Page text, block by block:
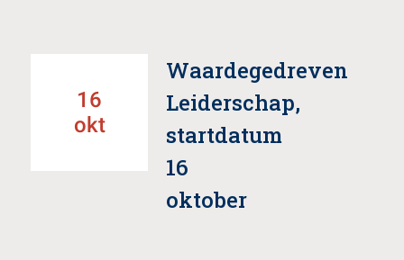
16
okt
Waardegedreven
Leiderschap,
startdatum
16
oktober